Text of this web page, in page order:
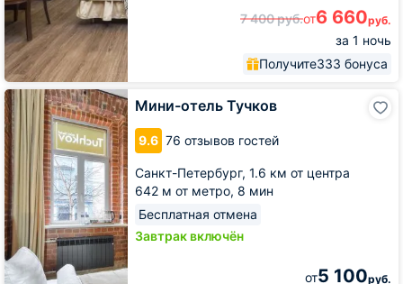
7 400руб.от6 660руб.
за 1 ночь
Получите333 бонуса
Мини-отель Тучков
9.6 76 отзывов гостей
Санкт-Петербург, 1.6 км от центра
642 м от метро, 8 мин
Бесплатная отмена
Завтрак включён
от5 100руб.
Мини-
отель
Тучков